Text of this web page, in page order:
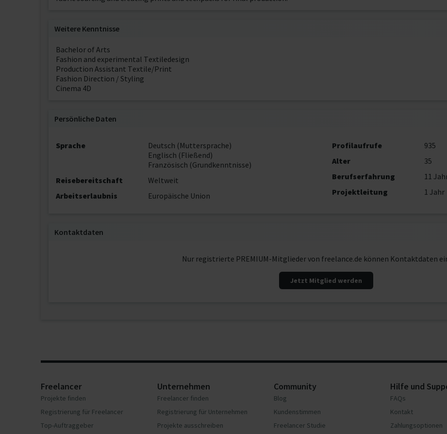
Weitere Kenntnisse
Bachelor of Arts
Fashion and experimental Textiledesign
Production Assistant Textile/Print
Fashion Direction / Styling
Cinema 4D
Persönliche Daten
Sprache
Deutsch (Muttersprache)
Englisch (Fließend)
Französisch (Grundkenntnisse)
Reisebereitschaft
Weltweit
Arbeitserlaubnis
Europäische Union
Profilaufrufe
935
Alter
35
Berufserfahrung
11
Projektleitung
1 Jahr
Kontaktdaten
Nur registrierte PREMIUM-Mitglieder von freelance.de können Kontaktdaten
Jetzt Mitglied werden
Freelancer
Projekte finden
Registrierung für Freelancer
Top-Auftraggeber
Unternehmen
Freelancer finden
Registrierung für Unternehmen
Projekte ausschreiben
Community
Blog
Kundenstimmen
Freelancer Studie
Hilfe und
FAQs
Kontakt
Zahlungsoptionen